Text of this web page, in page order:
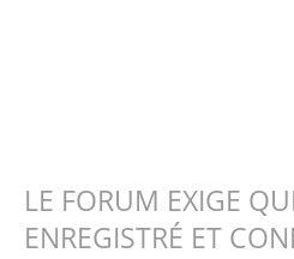
LE FORUM EXIGE
ENREGISTRÉ ET